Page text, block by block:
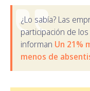
¿Lo sabía? Las
participación de
informan Un 21%
menos de